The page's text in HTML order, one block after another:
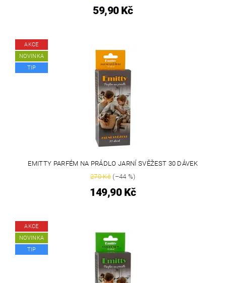
59,90 Kč
AKCE
NOVINKA
TIP
EMITTY PARFÉM NA PRÁDLO JARNÍ SVĚŽEST 30 DÁVEK
270 Kč(–44 %)
149,90 Kč
AKCE
NOVINKA
TIP